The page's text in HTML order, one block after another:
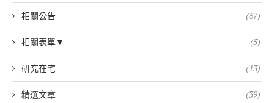
相關公告 (67)
相關表單▼ (5)
研究在宅 (13)
精選文章 (39)